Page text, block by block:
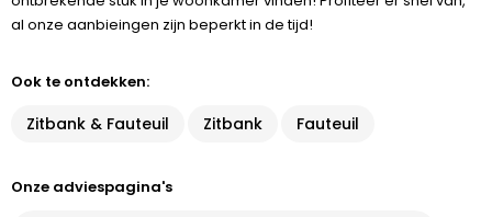
al onze aanbieingen zijn beperkt in de tijd!
Ook te ontdekken:
Zitbank & Fauteuil Zitbank Fauteuil
Onze adviespagina's